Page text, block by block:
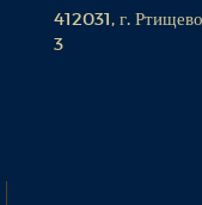
412031, г.
3